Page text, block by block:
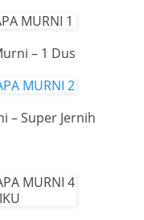
– 1 Dus
– Super Jernih